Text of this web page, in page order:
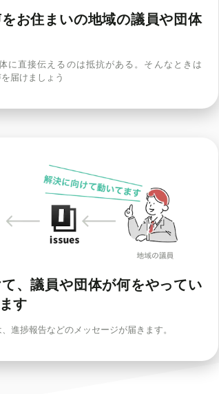
お住まいの地域の議員や団体
に直接伝えるのは抵抗がある。そんなときは
届けましょう
、議員や団体が何をやってい
す
進捗報告などのメッセージが届きます。